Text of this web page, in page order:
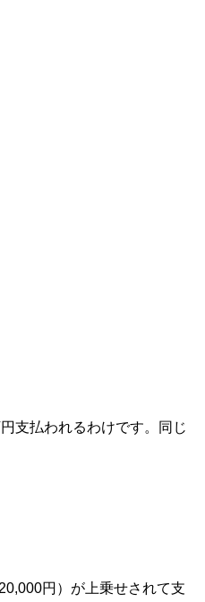
支払われるわけです。同じ
円）が上乗せされて支